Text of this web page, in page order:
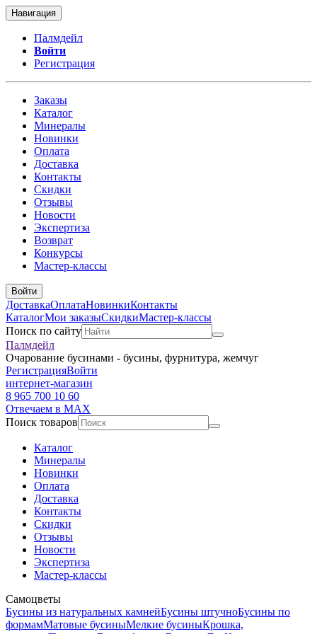
Навигация
Палмдейл
Войти
Регистрация
Заказы
Каталог
Минералы
Новинки
Оплата
Доставка
Контакты
Скидки
Отзывы
Новости
Экспертиза
Возврат
Конкурсы
Мастер-классы
Войти
ДоставкаОплатаНовинкиКонтакты
КаталогМои заказыСкидкиМастер-классы
Поиск по сайту
Палмдейл
Очарование бусинами - бусины, фурнитура, жемчуг
РегистрацияВойти
интернет-магазин
8 965 700 10 60
Отвечаем в MAX
Поиск товаров
Каталог
Минералы
Новинки
Оплата
Доставка
Контакты
Скидки
Отзывы
Новости
Экспертиза
Мастер-классы
Самоцветы
Бусины из натуральных камнейБусины штучноБусины по
формамМатовые бусиныМелкие бусиныКрошка,